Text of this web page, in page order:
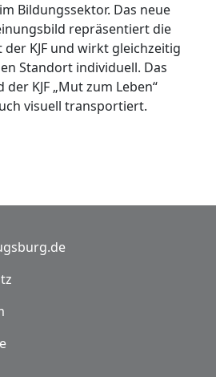
Bildungssektor. Das neue
repräsentiert die
der KJF und wirkt gleichzeitig
Standort individuell. Das
der KJF „Mut zum Leben“
visuell transportiert.